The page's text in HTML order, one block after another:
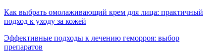
Как выбрать омолаживающий крем для лица: практичный
подход к уходу за кожей
Эффективные подходы к лечению геморроя: выбор
препаратов